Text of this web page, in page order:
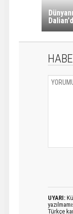
UYARI:
Türkçe